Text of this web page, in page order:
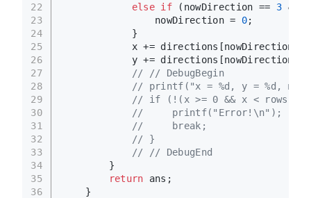
22
23
24
25
26
27
28
29
30
31
32
33
34
35
36
else if (nowDirection == 3 &&
                nowDirection =
0;
            }
            x += directions[nowDirection][
            y += directions[nowDirection][
// // DebugBegin
// printf("x = %d, y = %d,
// if (!(x >= 0 && x < rows &&
//     printf("Error!\n");
//     break;
// }
// // DebugEnd
        }
return ans;
    }